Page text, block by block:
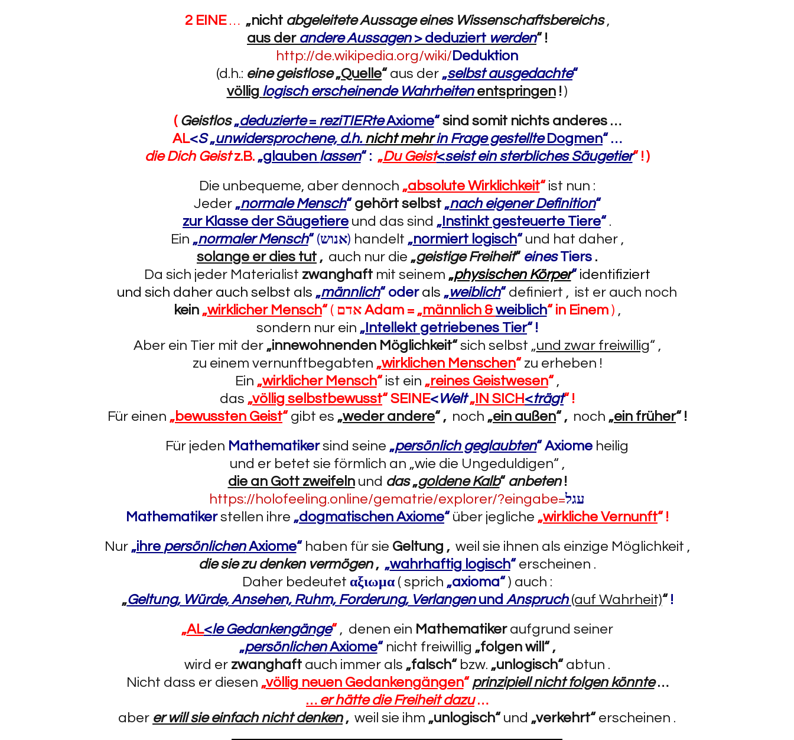
2 EINE … „nicht abgeleitete Aussage eines Wissenschaftsbereichs,
aus der andere Aussagen> deduziert werden“ !
http://de.wikipedia.org/wiki/ Deduktion
(d.h.: eine geistlose „Quelle“ aus der „selbst ausgedachte“
völlig logisch erscheinende Wahrheitenentspringen! )
( Geistlos „deduzierte= reziTIERteAxiome“ sind somit nichts anderes …
AL<S„unwidersprochene, d.h. nicht mehrin Frage gestellte Dogmen“ …
die Dich Geistz.B. „glauben lassen“ : „Du Geist<seist ein sterbliches Säugetier“ ! )
Die unbequeme, aber dennoch „absolute Wirklichkeit“ ist nun :
Jeder „normale Mensch“ gehört selbst „nach eigener Definition“
zur Klasse der Säugetiere und das sind „ Instinkt gesteuerte Tiere“ .
Ein „normaler Mensch“ (אנוש) handelt „normiert logisch“ und hat daher ,
solange er dies tut , auch nur die „geistige Freiheit“ eines Tiers .
Da sich jeder Materialist zwanghaftmit seinem „physischen Körper“ identifiziert
und sich daher auch selbst als „männlich“ oder als „weiblich“ definiert , ist er auch noch
kein „wirklicher Mensch“ ( אדם Adam = „männlich &weiblich“ in Einem ) ,
sondern nur ein „ Intellekt getriebenes Tier“ !
Aber ein Tier mit der „innewohnenden Möglichkeit“sich selbst „und zwar freiwillig“ ,
zu einem vernunftbegabten „wirklichen Menschen“ zu erheben !
Ein „wirklicher Mensch“ ist ein „reines Geistwesen“ ,
das „völlig selbstbewusst“ SEINE<Welt „ IN SICH <trägt“ !
Für einen „bewussten Geist“ gibt es „weder andere“ , noch „ein außen“ , noch „ein früher“ !
Für jeden Mathematiker sind seine „persönlich geglaubten“ Axiome heilig
und er betet sie förmlich an „wie die Ungeduldigen“ ,
die an Gott zweifelnund das„goldene Kalb“ anbeten !
https://holofeeling.online/gematrie/explorer/?eingabe=עגל
Mathematiker stellen ihre „dogmatischen Axiome“ über jegliche „wirkliche Vernunft“ !
Nur „ihre persönlichenAxiome“ haben für sie Geltung ,weil sie ihnen als einzige Möglichkeit ,
die sie zu denken vermögen , „wahrhaftig logisch“ erscheinen .
Daher bedeutet αξιωμα ( sprich „axioma“ ) auch :
„Geltung, Würde, Ansehen, Ruhm, Forderung, Verlangen und Anspruch (auf Wahrheit)“ !
„AL<le Gedankengänge“ , denen ein Mathematikeraufgrund seiner
„persönlichenAxiome“ nicht freiwillig „folgen will“ ,
wird er zwanghaftauch immer als „falsch“bzw. „unlogisch“abtun .
Nicht dass er diesen „völlig neuen Gedankengängen“ prinzipiell nicht folgen könnte …
… er hätte die Freiheit dazu …
aber er will sie einfach nicht denken , weil sie ihm „unlogisch“ und „verkehrt“ erscheinen .